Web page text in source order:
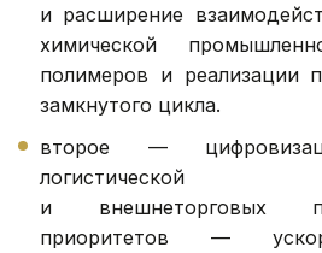
и расширение
химической
полимеров и реализации
замкнутого цикла.
второе —
логистической
и внешнеторговых
приоритетов —